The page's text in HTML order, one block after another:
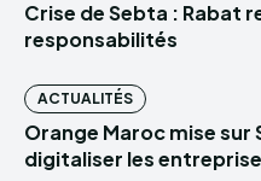
Crise de Sebta : Rabat
responsabilités
ACTUALITÉS
Orange Maroc mise sur
digitaliser les